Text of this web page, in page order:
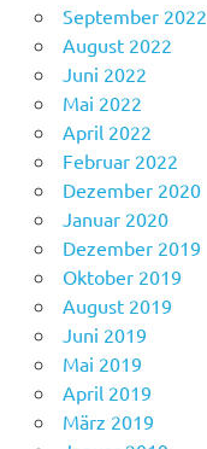
September 2022
August 2022
Juni 2022
Mai 2022
April 2022
Februar 2022
Dezember 2020
Januar 2020
Dezember 2019
Oktober 2019
August 2019
Juni 2019
Mai 2019
April 2019
März 2019